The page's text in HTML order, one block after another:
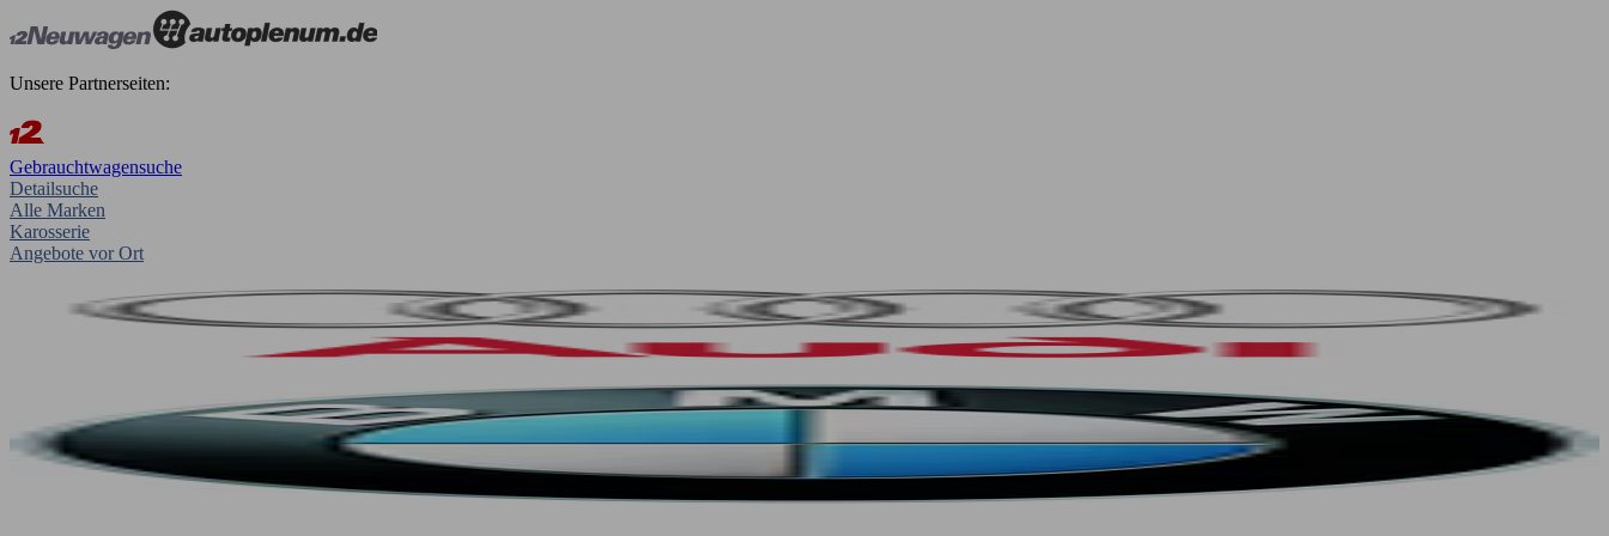
Unsere Partnerseiten:
Gebrauchtwagensuche
Detailsuche
Alle Marken
Karosserie
Angebote vor Ort